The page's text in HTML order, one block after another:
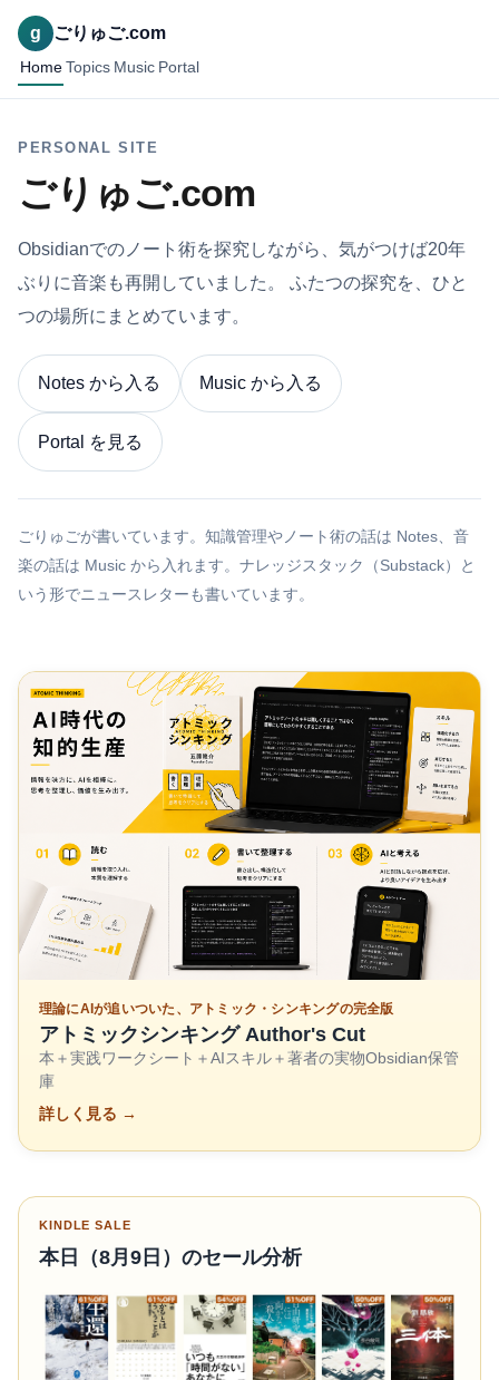
g ごりゅご.com
Home Topics Music Portal
PERSONAL SITE
ごりゅご.com
Obsidianでのノート術を探究しながら、気がつけば20年
ぶりに音楽も再開していました。 ふたつの探究を、ひと
つの場所にまとめています。
Notes から入る Music から入る
Portal を見る
ごりゅごが書いています。知識管理やノート術の話は Notes、音
楽の話は Music から入れます。ナレッジスタック（Substack）と
いう形でニュースレターも書いています。
理論にAIが追いついた、アトミック・シンキングの完全版
アトミックシンキング Author's Cut
本＋実践ワークシート＋AIスキル＋著者の実物Obsidian保管
庫
詳しく見る →
KINDLE SALE
本日（8月9日）のセール分析